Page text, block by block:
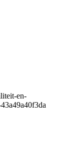
en-